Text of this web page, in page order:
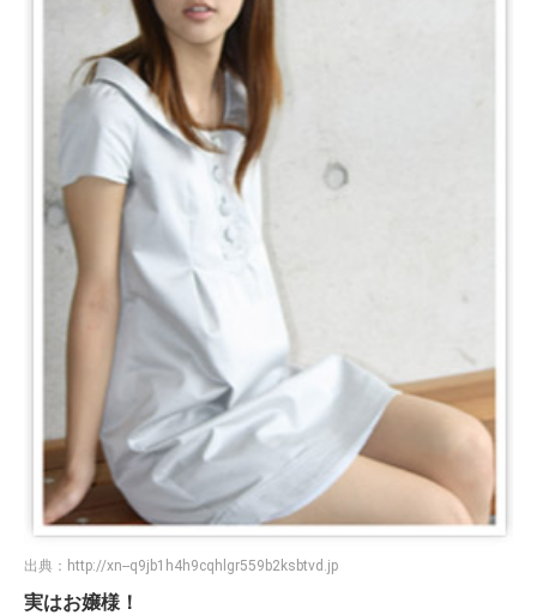
出典： http://xn--q9jb1h4h9cqhlgr559b2ksbtvd.jp
実はお嬢様！